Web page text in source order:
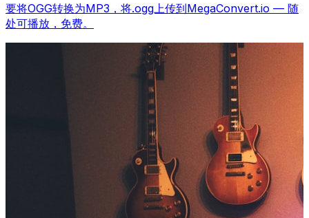
要将OGG转换为MP3，将.ogg上传到MegaConvert.io — 随
处可播放，免费。